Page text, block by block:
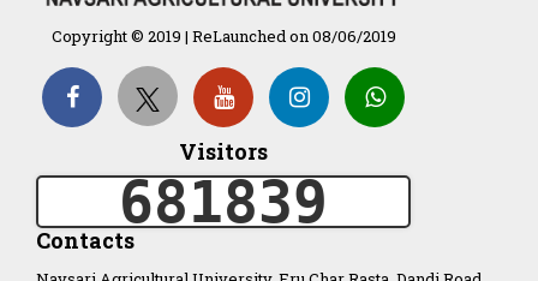
Organization Structure
ખેડુત માર્ગદર્શિકા
Accreditation Certificate
Copyright © 2019 | ReLaunched on 08/06/2019
Visitors
681839
Contacts